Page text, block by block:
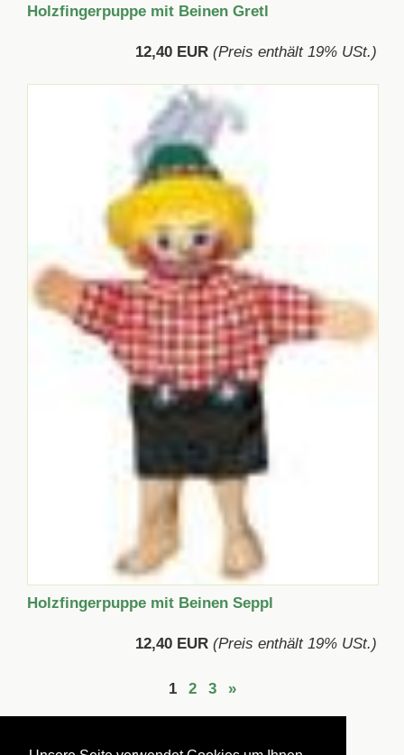
Holzfingerpuppe mit Beinen Gretl
12,40 EUR (Preis enthält 19% USt.)
Holzfingerpuppe mit Beinen Seppl
12,40 EUR (Preis enthält 19% USt.)
1 2 3 »